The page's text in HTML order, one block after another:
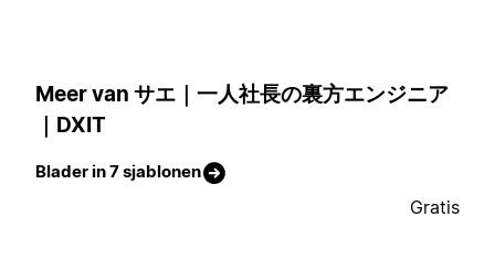
Meer van サエ｜一人社長の裏方エンジニア
｜DXIT
Blader in 7 sjablonen
Gratis